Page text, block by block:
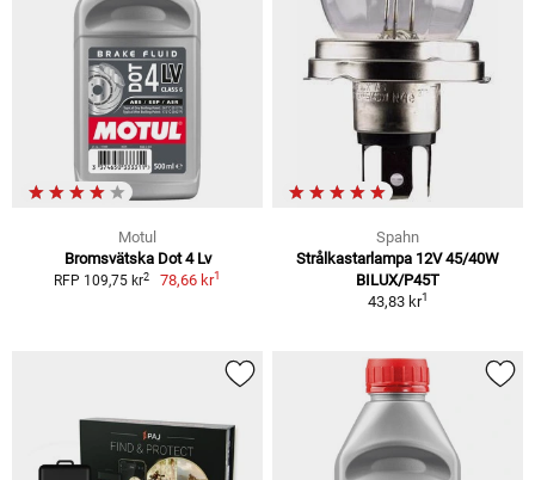
Motul
Bromsvätska Dot 4 Lv
RFP 109,75 kr2 78,66 kr1
Spahn
Strålkastarlampa 12V 45/40W
BILUX/P45T
43,83 kr1